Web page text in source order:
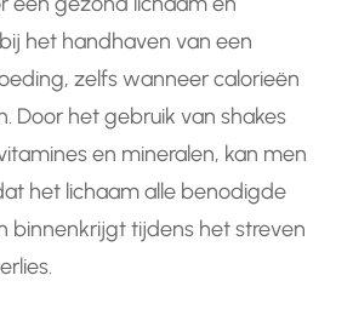
het handhaven van een
zelfs wanneer calorieën
Door het gebruik van shakes
en mineralen, kan men
het lichaam alle benodigde
binnenkrijgt tijdens het streven